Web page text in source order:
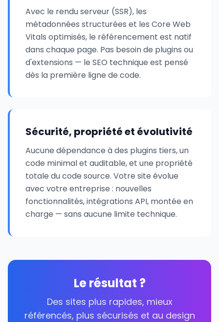
Avec le rendu serveur (SSR), les
métadonnées structurées et les Core Web
Vitals optimisés, le référencement est natif
dans chaque page. Pas besoin de plugins ou
d'extensions — le SEO technique est pensé
dès la première ligne de code.
Sécurité, propriété et évolutivité
Aucune dépendance à des plugins tiers, un
code minimal et auditable, et une propriété
totale du code source. Votre site évolue
avec votre entreprise : nouvelles
fonctionnalités, intégrations API, montée en
charge — sans aucune limite technique.
Le résultat ?
Des sites plus rapides, mieux
référencés, plus sécurisés et au design